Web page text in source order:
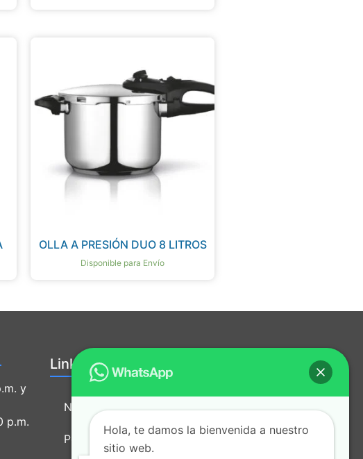
OLLA A PRESIÓN DUO 8 LITROS
Disponible para Envío
y
p.m.
Links útiles:
Nosotros
Política de tratamiento de datos
Hola, te damos la bienvenida a nuestro
sitio web.